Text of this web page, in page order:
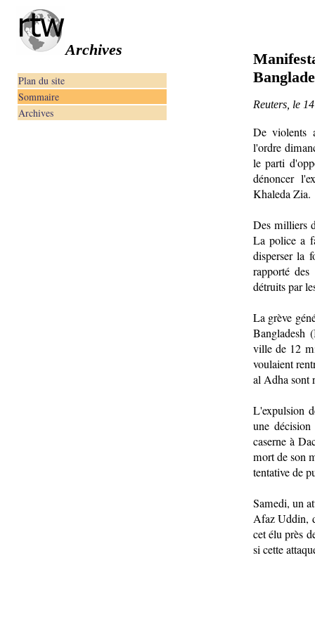
Archives
Plan du site
Sommaire
Archives
Reuters, le
De violents
l'ordre
le parti
dénoncer
Khaleda Zia.
Des milliers
La police a
disperser la
rapporté
détruits par
La grève
Bangladesh
ville de 12
voulaient
al Adha sont
L'expulsion
une
caserne à
mort de son
tentative de
Samedi, un
Afaz Uddin,
cet élu près
si cette